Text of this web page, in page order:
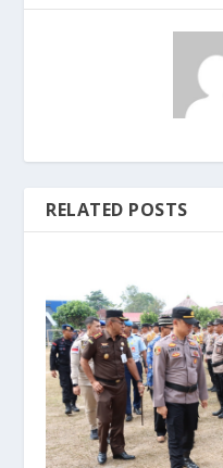
RELATED POSTS